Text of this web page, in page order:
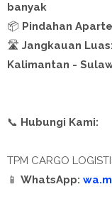
banyak
📦 Pindahan
🛣️ Jangkauan
Kalimantan -
📞 Hubungi Kami:
TPM CARGO
📱 WhatsApp: